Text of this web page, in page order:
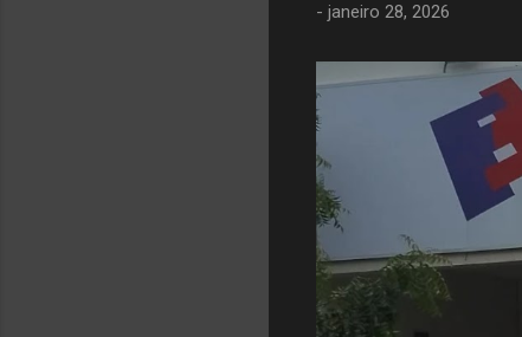
- janeiro 28, 2026